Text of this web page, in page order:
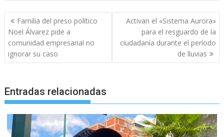
Navegación
de
entradas
Familia del preso político
Noel Álvarez pide a
comunidad empresarial no
ignorar su caso
Activan el «Sistema Aurora»
para el resguardo de la
ciudadanía durante el período
de lluvias
Entradas relacionadas